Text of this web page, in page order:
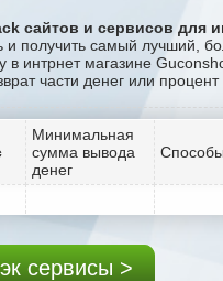
сайтов и сервисов для
и получить самый лучший,
в интрнет магазине
части денег или
Минимальная
сумма вывода
денег
сервисы >